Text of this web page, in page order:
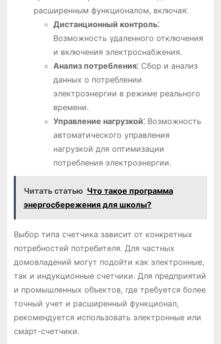
расширенным функционалом, включая⁚
Дистанционный контроль⁚
Возможность удаленного отключения
и включения электроснабжения․
Анализ потребления⁚Сбор и анализ
данных о потреблении
электроэнергии в режиме реального
времени․
Управление нагрузкой⁚Возможность
автоматического управления
нагрузкой для оптимизации
потребления электроэнергии․
Читать статью Что такое программа
энергосбережения для школы?
Выбор типа счетчика зависит от конкретных
потребностей потребителя․ Для частных
домовладений могут подойти как электронные,
так и индукционные счетчики․ Для предприятий
и промышленных объектов, где требуется более
точный учет и расширенный функционал,
рекомендуется использовать электронные или
смарт-счетчики․